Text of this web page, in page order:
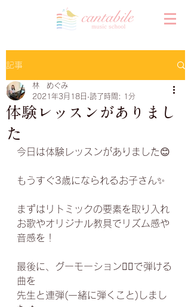
記事
体験レッスンがありまし
た
林 めぐみ
2021年3月18日 読了時間: 1分
今日は体験レッスンがありました😊﻿
もうすぐ3歳になられるお子さん✨﻿
まずはリトミックの要素を取り入れ﻿
お歌やオリジナル教具でリズム感や
音感を！﻿
最後に、グーモーション✊🏻で弾ける
曲を﻿
先生と連弾(一緒に弾くこと)しまし